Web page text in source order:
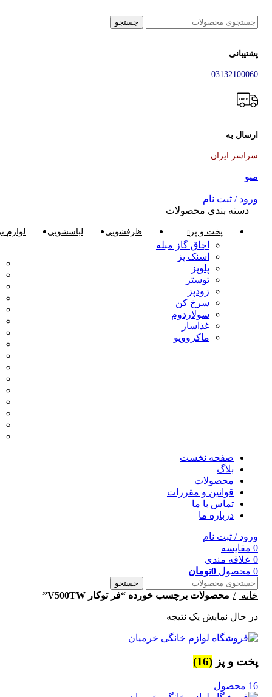
جستجو
پشتیبانی
03132100060
ارسال به
سراسر ایران
منو
ورود / ثبت نام
دسته بندی محصولات
پخت و پز
اجاق گاز مبله
اسنک پز
پلوپز
توستر
زودپز
سرخ کن
سولاردوم
غذاساز
ماکروویو
ظرفشویی لباسشویی لوازم
صفحه نخست
بلاگ
محصولات
قوانین و مقررات
تماس با ما
درباره ما
ورود / ثبت نام
0 مقایسه
0 علاقه مندی
0 محصول 0تومان
جستجو
خانه محصولات برچسب خورده “فر توکار V500TW”
در حال نمایش یک نتیجه
پخت و پز (16)
16 محصول